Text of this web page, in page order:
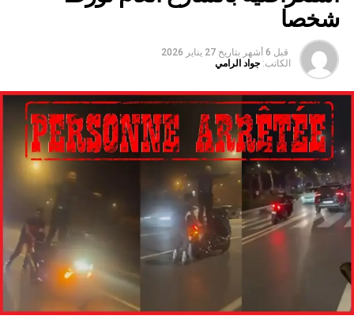
شخصا
قبل 6 أشهر بتاريخ 27 يناير 2026
الكاتب: جواد الرامي